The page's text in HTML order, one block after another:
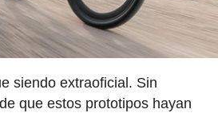
siendo extraoficial. Sin
que estos prototipos hayan